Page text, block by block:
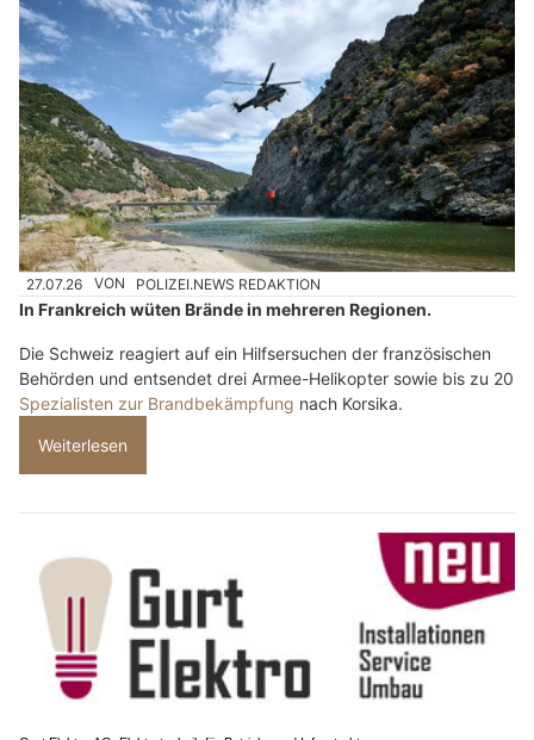
27.07.26 VON POLIZEI.NEWS REDAKTION
In Frankreich wüten Brände in mehreren Regionen.
Die Schweiz reagiert auf ein Hilfsersuchen der französischen
Behörden und entsendet drei Armee-Helikopter sowie bis zu 20
Spezialisten zur Brandbekämpfung nach Korsika.
Weiterlesen